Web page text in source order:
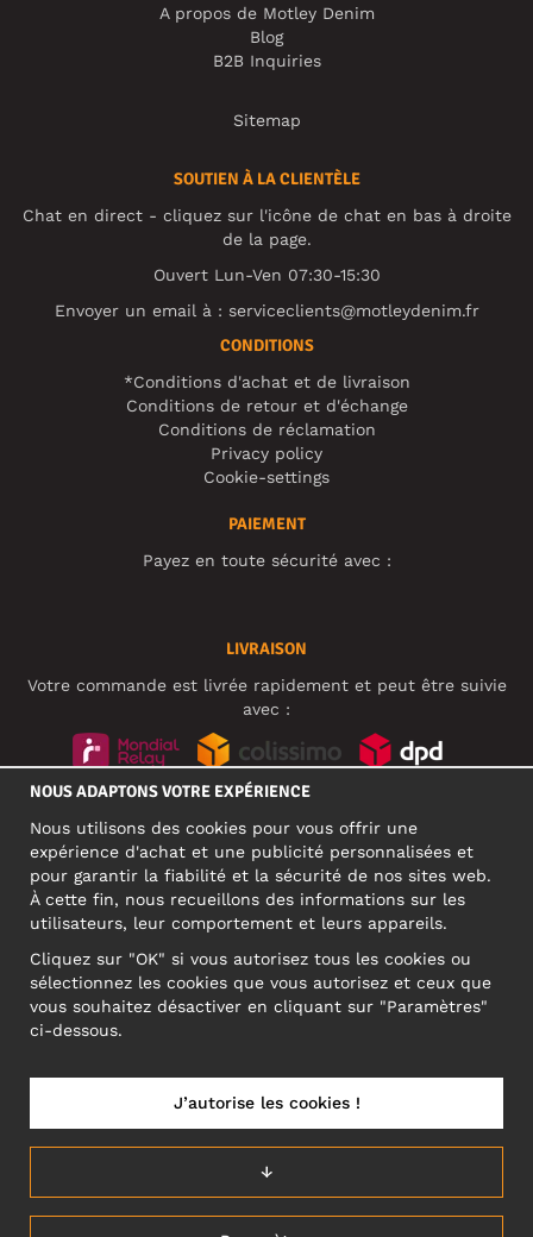
A propos de Motley Denim
Blog
B2B Inquiries
Sitemap
SOUTIEN À LA CLIENTÈLE
Chat en direct - cliquez sur l'icône de chat en bas à droite
de la page.
Ouvert Lun-Ven 07:30-15:30
Envoyer un email à : serviceclients@motleydenim.fr
CONDITIONS
*Conditions d'achat et de livraison
Conditions de retour et d'échange
Conditions de réclamation
Privacy policy
Cookie-settings
PAIEMENT
Payez en toute sécurité avec :
LIVRAISON
Votre commande est livrée rapidement et peut être suivie
avec :
ADRESSE PROFESSIONNELLE
Narva mnt 5, EE-10117 Tallinn
Reg: 12356245
ATTENTION ! N'envoyez pas les retours de produits à cette
FRANCE/FRANÇAIS (FR)
NOUS ADAPTONS VOTRE EXPÉRIENCE
Nous utilisons des cookies pour vous offrir une
expérience d'achat et une publicité personnalisées et
pour garantir la fiabilité et la sécurité de nos sites web.
À cette fin, nous recueillons des informations sur les
utilisateurs, leur comportement et leurs appareils.
Cliquez sur "OK" si vous autorisez tous les cookies ou
sélectionnez les cookies que vous autorisez et ceux que
vous souhaitez désactiver en cliquant sur "Paramètres"
ci-dessous.
↓
J’autorise les cookies !